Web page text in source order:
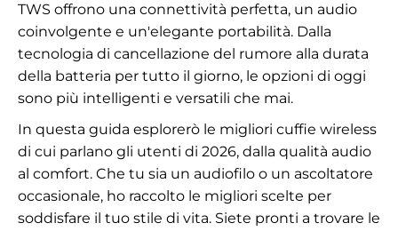
TWS offrono una connettività perfetta, un audio
coinvolgente e un'elegante portabilità. Dalla
tecnologia di cancellazione del rumore alla durata
della batteria per tutto il giorno, le opzioni di oggi
sono più intelligenti e versatili che mai.
In questa guida esplorerò le migliori cuffie wireless
di cui parlano gli utenti di 2026, dalla qualità audio
al comfort. Che tu sia un audiofilo o un ascoltatore
occasionale, ho raccolto le migliori scelte per
soddisfare il tuo stile di vita. Siete pronti a trovare le